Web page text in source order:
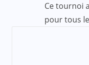
Ce tournoi
pour tous